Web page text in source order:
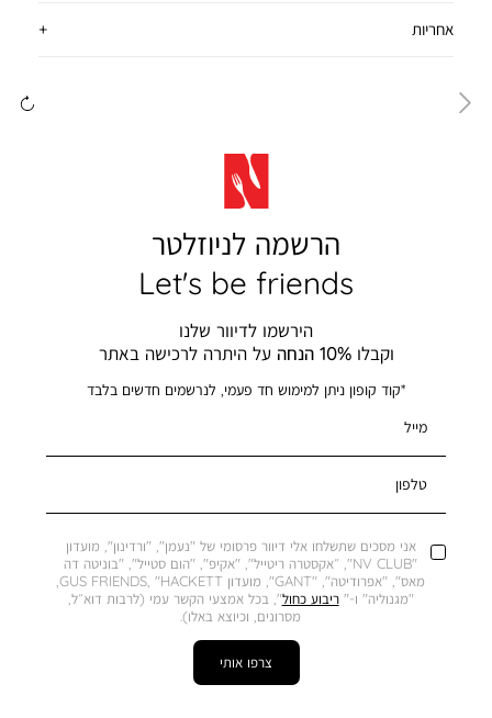
אחריות
הרשמה לניוזלטר
Let's be friends
הירשמו לדיוור שלנו
וקבלו10% הנחה על היתרה לרכישה באתר
*קוד קופון ניתן למימוש חד פעמי, לנרשמים חדשים בלבד
מייל
טלפון
אני מסכים שתשלחו אלי דיוור פרסומי של "נעמן", "ורדינון", מועדון
"NV CLUB", ״אקסטרה ריטייל", "אקיפ", "הום סטייל", "בוניטה דה
מאס", "אפרודיטה", "GANT", מועדון GUS FRIENDS, "HACKETT,
"מגנוליה" ו-" ריבוע כחול", בכל אמצעי הקשר עמי (לרבות דוא״ל,
מסרונים, וכיוצא באלו).
צרפו אותי